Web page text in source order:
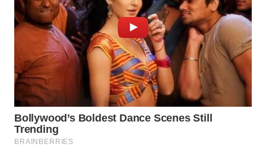
WAHANA
INFRASTRUKTUR
WAHANA
KONSUMEN
WAHANA
LISTRIK
WAHANA